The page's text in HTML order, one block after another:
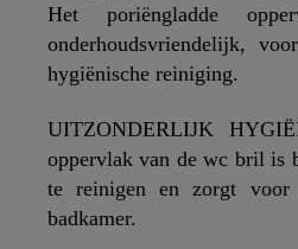
Het poriëngladde
onderhoudsvriendelijk,
hygiënische reiniging.
UITZONDERLIJK
oppervlak van de wc bril is
te reinigen en zorgt
badkamer.